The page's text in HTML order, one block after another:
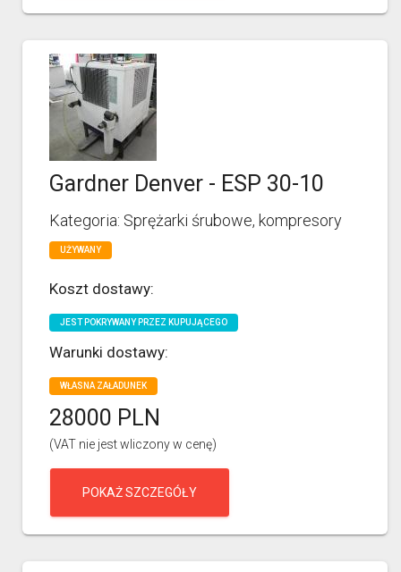
Gardner Denver - ESP 30-10
Kategoria: Sprężarki śrubowe, kompresory
UŻYWANY
Koszt dostawy:
JEST POKRYWANY PRZEZ KUPUJĄCEGO
Warunki dostawy:
WŁASNA ZAŁADUNEK
28000 PLN
(VAT nie jest wliczony w cenę)
POKAŻ SZCZEGÓŁY